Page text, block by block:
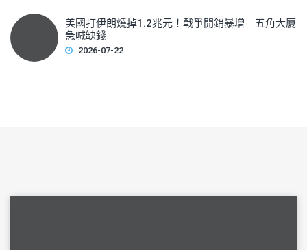
美國打伊朗燒掉1.2兆元！戰爭開銷暴增 五角大廈
急喊缺錢
2026-07-22